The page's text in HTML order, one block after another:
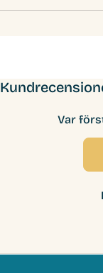
Var